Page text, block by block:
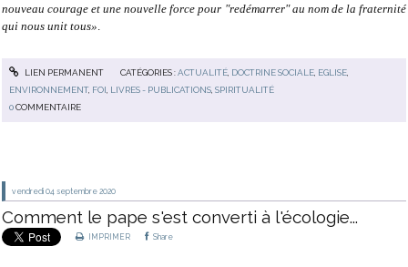
nouveau courage et une nouvelle force pour "redémarrer" au nom de la fraternité
qui nous unit tous»
LIEN PERMANENT CATÉGORIES :ACTUALITÉ, DOCTRINE SOCIALE, EGLISE,
ENVIRONNEMENT, FOI LIVRES - PUBLICATIONS ,SPIRITUALITÉ
0COMMENTAIRE
vendredi 04 septembre 2020
Comment le pape s'est converti à l'écologie...
IMPRIMER Share